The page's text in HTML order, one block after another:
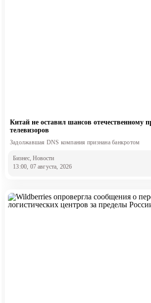
Китай не оставил шансов отечественному
телевизоров
Задолжавшая DNS компания признана банкротом
Бизнес , Новости
13:00, 07 августа, 2026